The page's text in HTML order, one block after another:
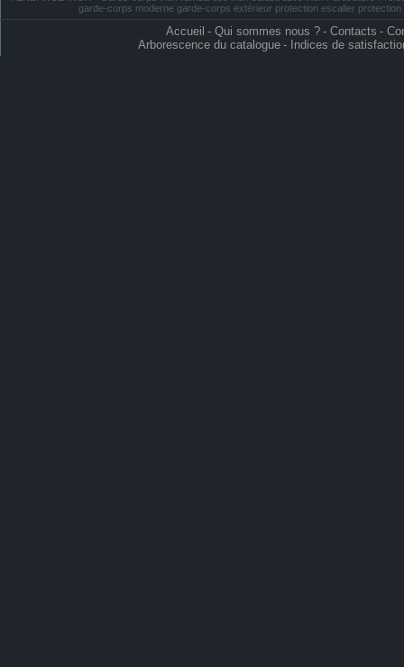
garde-corps moderne garde-corps extérieur protection escalier
Accueil - Qui sommes nous ? - Contacts -
Arborescence du catalogue - Indices de